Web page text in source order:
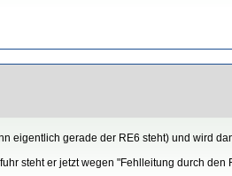
eigentlich gerade der RE6 steht) und wird
steht er jetzt wegen "Fehlleitung durch